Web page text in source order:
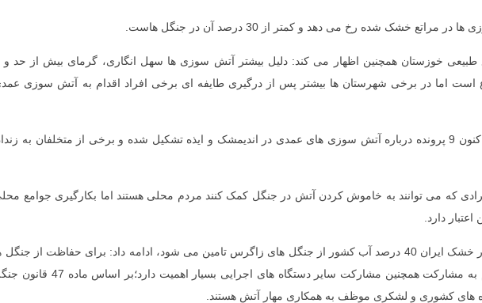
خشک شده رخ می دهد و کمتر از 30 درصد آن در جنگل هاست.
طبیعی خوزستان همچنین اظهار می کند: دلیل بیشتر آتش سوزی ها سهل انگاری، گرمای بیش از حد و
است اما در برخی شهرستان ها بیشتر پس از درگیری طایفه ای برخی افراد اقدام به آتش سوزی
وی می افزاید: از پارسال تاکنون 9 پرونده درباره آتش سوزی های عمدی در اندیمشک و ایذه تشکیل شده و برخی از متخلفان به
که می توانند به خاموش کردن آتش در جنگل کمک کنند مردم محلی هستند اما بکارگیری جوامع
دارد.
عزیزی با بیان اینکه در کشور خشک ایران 40 درصد آب کشور از جنگل های زاگرس تامین می شود، ادامه داد: برای حفاظت از جنگل
فرهنگسازی و تشویق مردم به مشارکت همچنین مشارکت سایر دستگاه های اجرایی بسیار اهمیت دارد؛بر اساس
های کشوری و لشکری موظف به همکاری مهار آتش هستند.